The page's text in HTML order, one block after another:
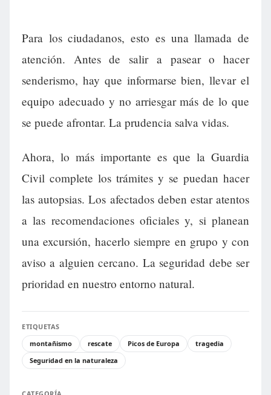
Para los ciudadanos, esto es una llamada de
atención. Antes de salir a pasear o hacer
senderismo, hay que informarse bien, llevar el
equipo adecuado y no arriesgar más de lo que
se puede afrontar. La prudencia salva vidas.
Ahora, lo más importante es que la Guardia
Civil complete los trámites y se puedan hacer
las autopsias. Los afectados deben estar atentos
a las recomendaciones oficiales y, si planean
una excursión, hacerlo siempre en grupo y con
aviso a alguien cercano. La seguridad debe ser
prioridad en nuestro entorno natural.
ETIQUETAS
montañismo
rescate Picos de Europa
tragedia
Seguridad en la naturaleza